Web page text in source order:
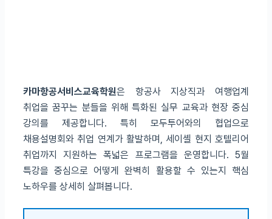
카마항공서비스교육학원은 항공사 지상직과 여행업계
취업을 꿈꾸는 분들을 위해 특화된 실무 교육과 현장 중심
강의를 제공합니다. 특히 모두투어와의 협업으로
채용설명회와 취업 연계가 활발하며, 세이셸 현지 호텔리어
취업까지 지원하는 폭넓은 프로그램을 운영합니다. 5월
특강을 중심으로 어떻게 완벽히 활용할 수 있는지 핵심
노하우를 상세히 살펴봅니다.